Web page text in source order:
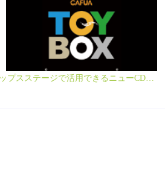
演奏会のポップスステージで活用できるニューCDがリリース！